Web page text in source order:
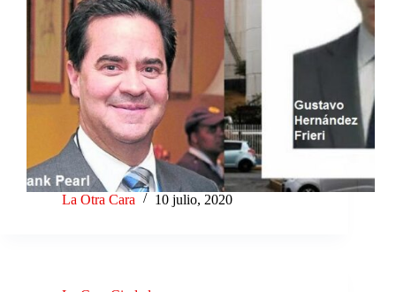
La Otra Cara 10 julio, 2020